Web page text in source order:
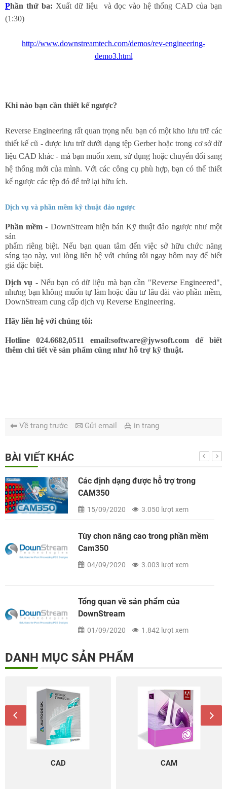
Phần thứ ba: Xuất dữ liệu và đọc vào hệ thống CAD của bạn
(1:30)
http://www.downstreamtech.com/demos/rev-engineering-
demo3.html
Khi nào bạn cần thiết kế ngược?
Reverse Engineering rất quan trọng nếu bạn có một kho lưu trữ các
thiết kế cũ - được lưu trữ dưới dạng tệp Gerber hoặc trong cơ sở dữ
liệu CAD khác - mà bạn muốn xem, sử dụng hoặc chuyển đổi sang
hệ thống mới của mình.Với các công cụ phù hợp, bạn có thể thiết
kế ngược các tệp đó để trở lại hữu ích.
Dịch vụ và phần mềm kỹ thuật đảo ngược
Phần mềm - DownStream hiện bán Kỹ thuật đảo ngược như một
sản
phẩm riêng biệt. Nếu bạn quan tâm đến việc sở hữu chức năng
sáng tạo này, vui lòng liên hệ với chúng tôi ngay hôm nay để biết
giá đặc biệt.
Dịch vụ - Nếu bạn có dữ liệu mà bạn cần "Reverse Engineered",
nhưng bạn không muốn tự làm hoặc đầu tư lâu dài vào phần mềm,
DownStream cung cấp dịch vụ Reverse Engineering.
Hãy liên hệ với chúng tôi:
Hotline 024.6682,0511 email:software@jywsoft.com để biết
thêm chi tiết về sản phẩm cũng như hỗ trợ kỹ thuật.
Về trang trước Gửi email in trang
BÀI VIẾT KHÁC
Các định dạng được hỗ trợ trong
CAM350
15/09/2020 3.050 lượt xem
Tùy chon nâng cao trong phần mềm
Cam350
04/09/2020 3.003 lượt xem
Tổng quan về sản phẩm của
DownStream
01/09/2020 1.842 lượt xem
DANH MỤC SẢN PHẨM
CAD CAM